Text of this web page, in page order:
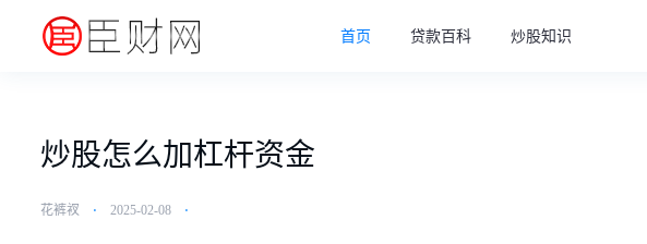
首页 贷款百科 炒股知识
炒股怎么加杠杆资金
花裤衩 ⋅ 2025-02-08 ⋅